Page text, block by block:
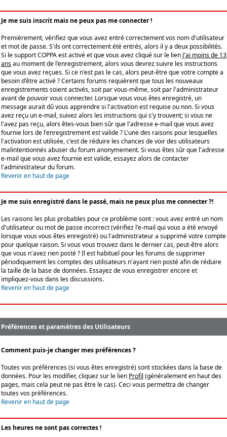
Je me suis inscrit mais ne peux pas me connecter !
Premièrement, vérifiez que vous avez entré correctement vos nom d'utilisateur
et mot de passe. S'ils ont correctement été entrés, alors il y a deux possibilités.
Si le support COPPA est activé et que vous avez cliqué sur le lien J'ai moins de 13
ansau moment de l'enregistrement, alors vous devrez suivre les instructions
que vous avez reçues. Si ce n'est pas le cas, alors peut-être que votre compte a
besoin d'être activé ? Certains forums requièrent que tous les nouveaux
enregistrements soient activés, soit par vous-même, soit par l'administrateur
avant de pouvoir vous connecter. Lorsque vous vous êtes enregistré, un
message aurait dû vous apprendre si l'activation est requise ou non. Si vous
avez reçu un e-mail, suivez alors les instructions qui s'y trouvent; si vous ne
l'avez pas reçu, alors êtes-vous bien sûr que l'adresse e-mail que vous avez
fournie lors de l'enregistrement est valide ? L'une des raisons pour lesquelles
l'activation est utilisée, c'est de réduire les chances de voir des utilisateurs
malintentionnés abuser du forum anonymement. Si vous êtes sûr que l'adresse
e-mail que vous avez fournie est valide, essayez alors de contacter
l'administrateur du forum.
Revenir en haut de page
Je me suis enregistré dans le passé, mais ne peux plus me connecter ?!
Les raisons les plus probables pour ce problème sont : vous avez entré un nom
d'utilisateur ou mot de passe incorrect (vérifiez l'e-mail qui vous a été envoyé
lorsque vous vous êtes enregistré) ou l'administrateur a supprimé votre compte
pour quelque raison. Si vous vous trouvez dans le dernier cas, peut-être alors
que vous n'avez rien posté ? Il est habituel pour les forums de supprimer
périodiquement les comptes des utilisateurs n'ayant rien posté afin de réduire
la taille de la base de données. Essayez de vous enregistrer encore et
impliquez-vous dans les discussions.
Revenir en haut de page
Préférences et paramètres des Utilisateurs
Comment puis-je changer mes préférences ?
Toutes vos préférences (si vous êtes enregistré) sont stockées dans la base de
données. Pour les modifier, cliquez sur le lien Profil (généralement en haut des
pages, mais cela peut ne pas être le cas). Ceci vous permettra de changer
toutes vos préférences.
Revenir en haut de page
Les heures ne sont pas correctes !